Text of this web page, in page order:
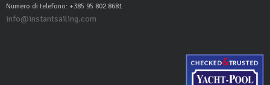
Numero di telefono: +385 95 802 8681
info@instantsailing.com